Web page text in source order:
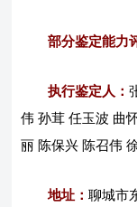
部分鉴定能力
执行鉴定人：
伟 孙茸 任玉波 曲
丽 陈保兴 陈召伟
地址：聊城市